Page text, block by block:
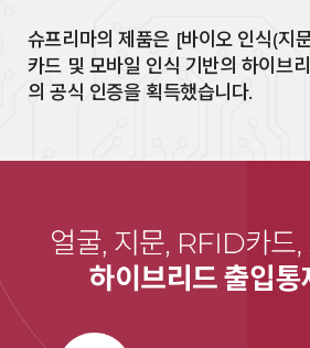
슈프리마의 제품은 [바이오 인식(지
카드 및 모바일 인식 기반의 하이브
의 공식 인증을 획득했습니다.